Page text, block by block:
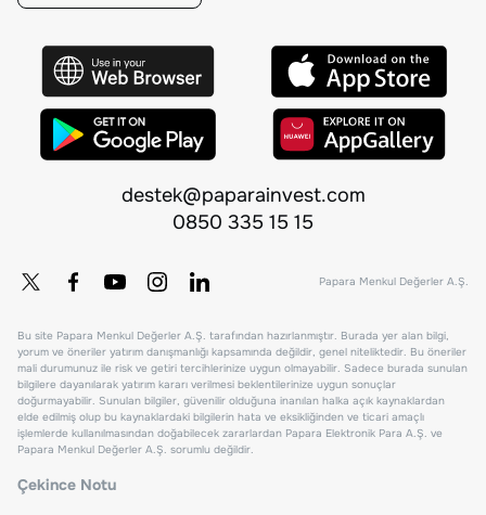
destek@paparainvest.com
0850 335 15 15
Papara Menkul Değerler A.Ş.
Bu site Papara Menkul Değerler A.Ş. tarafından hazırlanmıştır. Burada yer alan bilgi,
yorum ve öneriler yatırım danışmanlığı kapsamında değildir, genel niteliktedir. Bu öneriler
mali durumunuz ile risk ve getiri tercihlerinize uygun olmayabilir. Sadece burada sunulan
bilgilere dayanılarak yatırım kararı verilmesi beklentilerinize uygun sonuçlar
doğurmayabilir. Sunulan bilgiler, güvenilir olduğuna inanılan halka açık kaynaklardan
elde edilmiş olup bu kaynaklardaki bilgilerin hata ve eksikliğinden ve ticari amaçlı
işlemlerde kullanılmasından doğabilecek zararlardan Papara Elektronik Para A.Ş. ve
Papara Menkul Değerler A.Ş. sorumlu değildir.
Çekince Notu